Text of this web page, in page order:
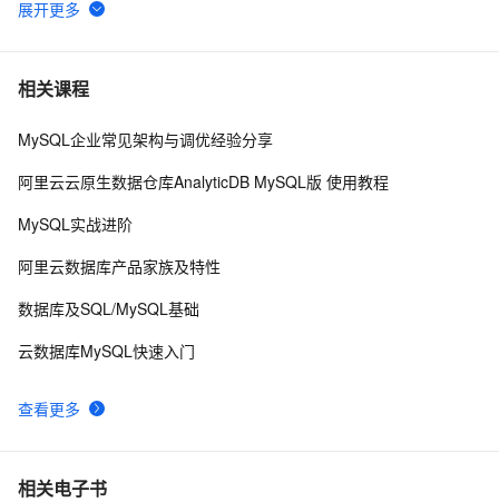
6 mySQL 使用通配符模糊查询
7 【阿里云新品发布·周刊】第11期：云数据库 MySQL 8.0
8 mysql 状态访问方法
10Mysql笔记--常用命令
相关课程
查看更多
MySQL企业常见架构与调优经验分享
阿里云云原生数据仓库AnalyticDB MySQL版 使用教程
MySQL实战进阶
阿里云数据库产品家族及特性
数据库及SQL/MySQL基础
云数据库MySQL快速入门
相关电子书